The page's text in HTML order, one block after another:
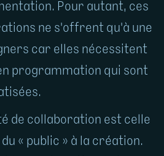
Pour autant, ces
ne s'offrent qu'à une
car elles nécessitent
programmation qui sont
de collaboration est celle
« public » à la création.